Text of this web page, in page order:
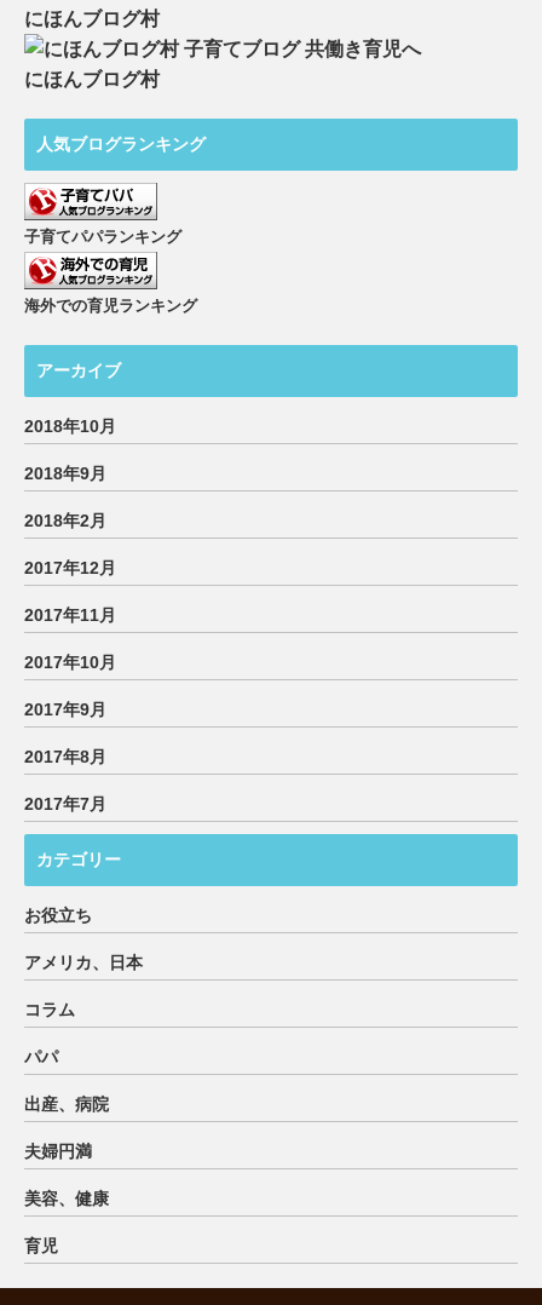
にほんブログ村
にほんブログ村
人気ブログランキング
子育てパパランキング
海外での育児ランキング
アーカイブ
2018年10月
2018年9月
2018年2月
2017年12月
2017年11月
2017年10月
2017年9月
2017年8月
2017年7月
カテゴリー
お役立ち
アメリカ、日本
コラム
パパ
出産、病院
夫婦円満
美容、健康
育児